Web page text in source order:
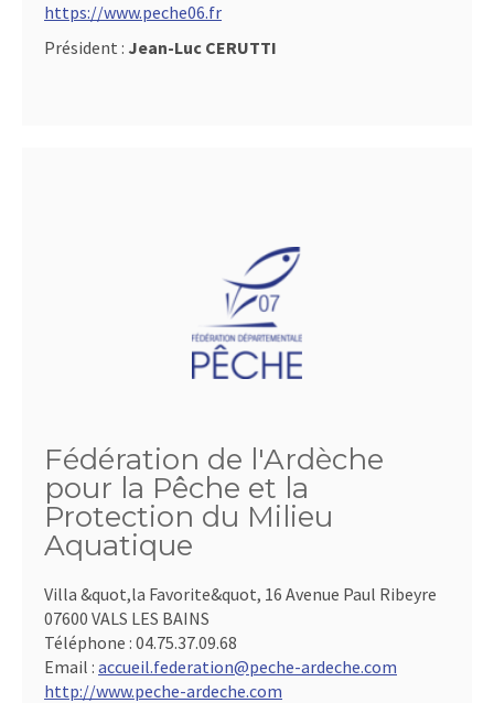
https://www.peche06.fr
Président : Jean-Luc CERUTTI
Fédération de l'Ardèche
pour la Pêche et la
Protection du Milieu
Aquatique
Villa &quot,la Favorite&quot, 16 Avenue Paul Ribeyre
07600 VALS LES BAINS
Téléphone : 04.75.37.09.68
Email : accueil.federation@peche-ardeche.com
http://www.peche-ardeche.com